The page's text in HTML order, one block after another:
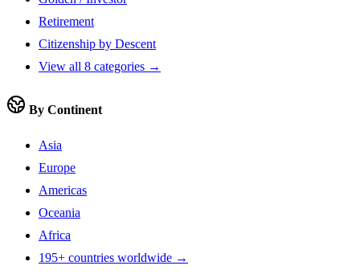
Retirement
Citizenship by Descent
View all 8 categories →
By Continent
Asia
Europe
Americas
Oceania
Africa
195+ countries worldwide →